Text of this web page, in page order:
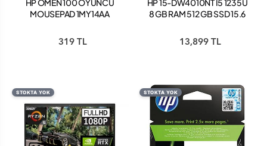
HP OMEN 100 OYUNCU
MOUSEPAD 1MY14AA
319 TL
HP 15-DW4010NT İ5 1235U
8 GB RAM 512 GB SSD 15.6
13,899 TL
STOKTA YOK STOKTA YOK